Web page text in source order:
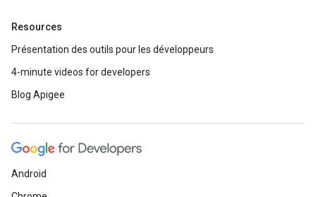
Resources
Présentation des outils pour les développeurs
4-minute videos for developers
Blog Apigee
Android